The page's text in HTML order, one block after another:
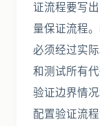
证流程要写
量保证流程
必须经过实
和测试所有
验证边界情
配置验证流